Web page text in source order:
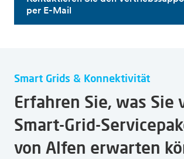
per E-Mail
Smart Grids & Konnektivität
Erfahren Sie, was Sie
Smart-Grid-
von Alfen erwarten